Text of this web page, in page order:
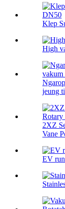
Klep
High
jeung
2XZ
Vane
EV